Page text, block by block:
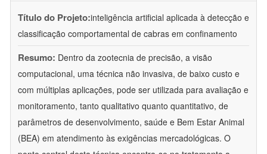
Título do Projeto:inteligência artificial aplicada à detecção e
classificação comportamental de cabras em confinamento
Resumo: Dentro da zootecnia de precisão, a visão
computacional, uma técnica não invasiva, de baixo custo e
com múltiplas aplicações, pode ser utilizada para avaliação e
monitoramento, tanto qualitativo quanto quantitativo, de
parâmetros de desenvolvimento, saúde e Bem Estar Animal
(BEA) em atendimento às exigências mercadológicas. O